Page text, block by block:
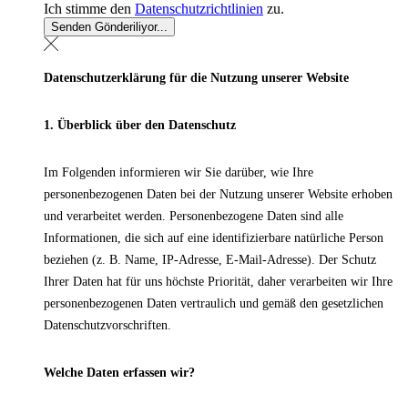
Ich stimme den Datenschutzrichtlinien zu.
Senden Gönderiliyor...
Datenschutzerklärung für die Nutzung unserer Website
1. Überblick über den Datenschutz
Im Folgenden informieren wir Sie darüber, wie Ihre
personenbezogenen Daten bei der Nutzung unserer Website erhoben
und verarbeitet werden. Personenbezogene Daten sind alle
Informationen, die sich auf eine identifizierbare natürliche Person
beziehen (z. B. Name, IP-Adresse, E-Mail-Adresse). Der Schutz
Ihrer Daten hat für uns höchste Priorität, daher verarbeiten wir Ihre
personenbezogenen Daten vertraulich und gemäß den gesetzlichen
Datenschutzvorschriften.
Welche Daten erfassen wir?